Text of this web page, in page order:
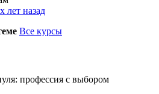
лет назад
Все курсы
профессия с выбором